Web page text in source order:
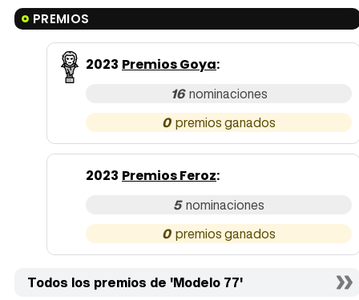
PREMIOS
2023 Premios Goya:
16
0
2023 Premios Feroz:
5
0
Todos los premios de 'Modelo 77'